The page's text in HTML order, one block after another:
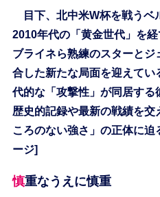
目下、北中米W杯を戦うベ
2010年代の「黄金世代」を
ブライネら熟練のスターと
合した新たな局面を迎えて
代的な「攻撃性」が同居す
歴史的記録や最新の戦績を
ころのない強さ」の正体に
ージ]
慎重なうえに慎重